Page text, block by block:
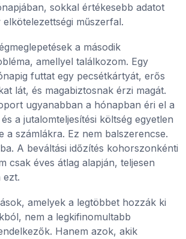
sokkal értékesebb adatot
műszerfal.
a második
amellyel találkozom. Egy
futtat egy pecsétkártyát, erős
lát, és magabiztosnak érzi magát.
ugyanabban a hónapban éri el a
a jutalomteljesítési költség egyetlen
a számlákra. Ez nem balszerencse.
A beváltási időzítés kohorszonkénti
csak éves átlag alapján, teljesen
ezt.
amelyek a legtöbbet hozzák ki
nem a legkifinomultabb
Hanem azok, akik